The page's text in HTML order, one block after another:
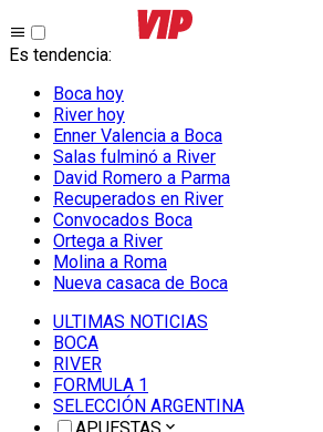
Es tendencia:
Boca hoy
River hoy
Enner Valencia a Boca
Salas fulminó a River
David Romero a Parma
Recuperados en River
Convocados Boca
Ortega a River
Molina a Roma
Nueva casaca de Boca
ULTIMAS NOTICIAS
BOCA
RIVER
FORMULA 1
SELECCIÓN ARGENTINA